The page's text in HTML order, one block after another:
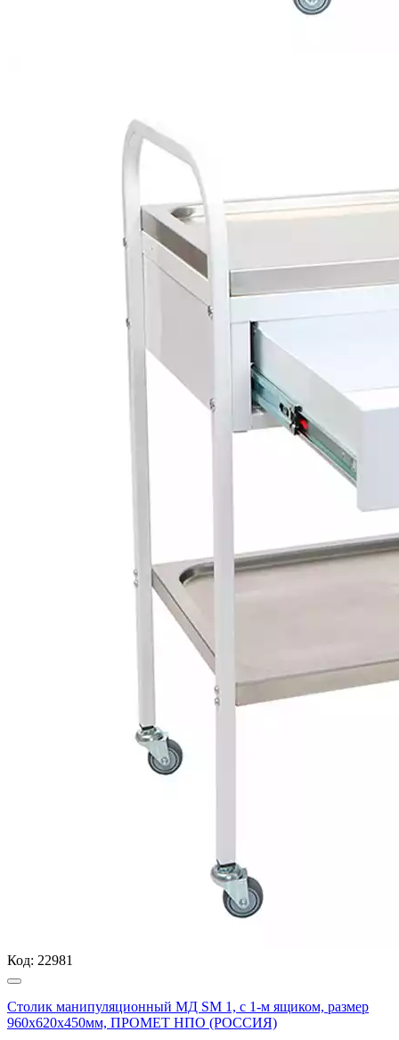
Код: 22981
Столик манипуляционный МД SM 1, с 1-м ящиком, размер
960x620x450мм, ПРОМЕТ НПО (РОССИЯ)